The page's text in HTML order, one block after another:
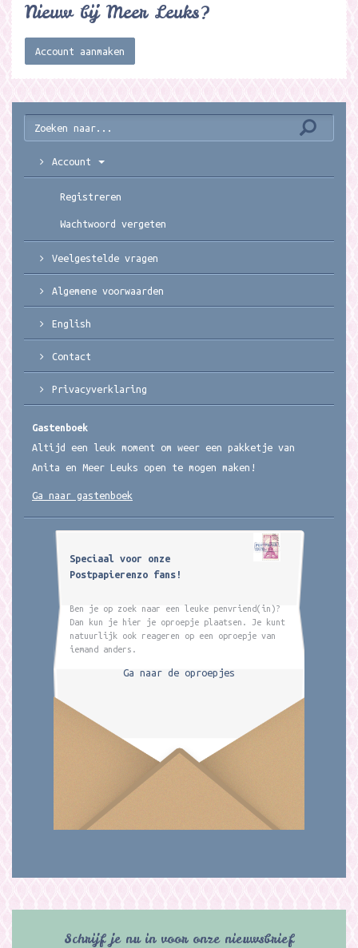
Nieuw bij Meer Leuks?
Account aanmaken
Account
Registreren
Wachtwoord vergeten
Veelgestelde vragen
Algemene voorwaarden
English
Contact
Privacyverklaring
Gastenboek
Altijd een leuk moment om weer een pakketje van
Anita en Meer Leuks open te mogen maken!
Ga naar gastenboek
Speciaal voor onze
Postpapierenzo fans!
Ben je op zoek naar een leuke penvriend(in)?
Dan kun je hier je oproepje plaatsen. Je kunt
natuurlijk ook reageren op een oproepje van
iemand anders.
Ga naar de oproepjes
Schrijf je nu in voor onze nieuwsbrief